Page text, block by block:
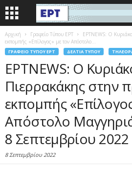
Αρχική Γραφείο Τύπου ΕΡΤ
ΕΡΤNEWS: Ο
εκπομπής «Επίλογος» με τον Απόστολο...
ΓΡΑΦΕΊΟ ΤΎΠΟΥ ΕΡΤ ΔΕΛΤΊΑ ΤΎΠΟΥ
ΕΡΤNEWS: Ο
Πιερρακάκης στην
εκπομπής
Απόστολο
8 Σεπτεμβρίου 2022
8 Σεπτεμβρίου 2022